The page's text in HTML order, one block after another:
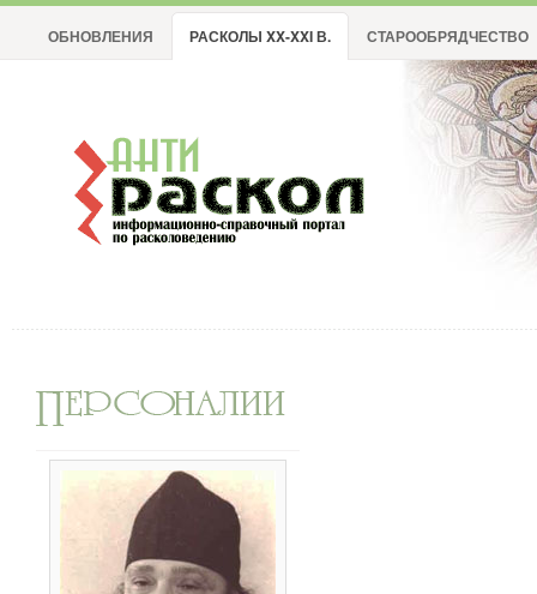
ОБНОВЛЕНИЯ РАСКОЛЫ XX-XXI В. СТАРООБРЯДЧЕСТВО